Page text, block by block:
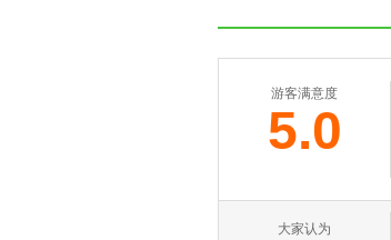
游客满意度
5.0
大家认为